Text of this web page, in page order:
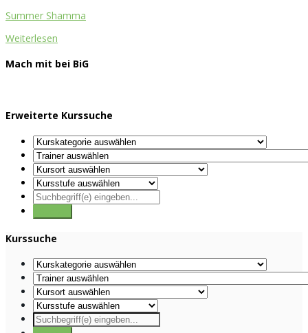
Summer Shamma
Weiterlesen
Mach mit bei BiG
Erweiterte Kurssuche
Kurssuche